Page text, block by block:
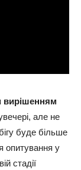
вирішенням
але не
буде більше
опитування у
стадії